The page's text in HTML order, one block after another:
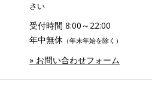
さい
受付時間 8:00～22:00
年中無休 （年末年始を除く）
» お問い合わせフォーム